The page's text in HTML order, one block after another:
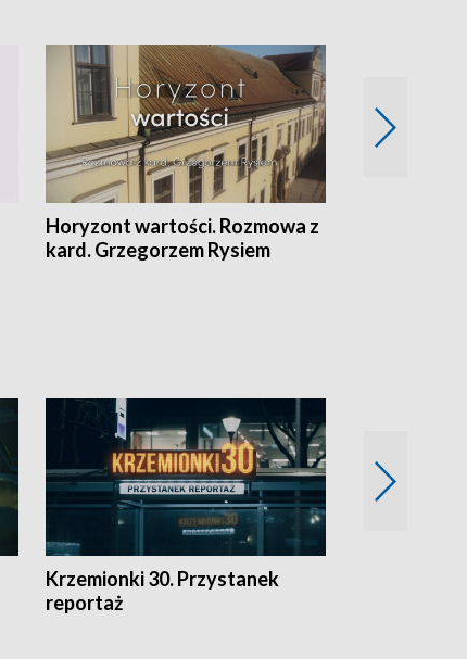
Horyzont wartości. Rozmowa z
kard. Grzegorzem Rysiem
Krzemionki 30. Przystanek
reportaż